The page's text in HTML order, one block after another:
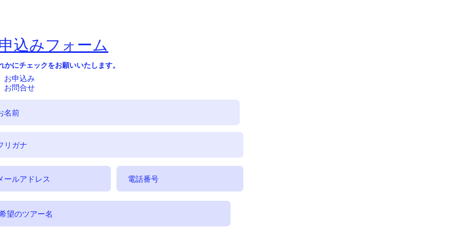
込みフォーム
かにチェックをお願いいたします。
お申込み
お問合せ